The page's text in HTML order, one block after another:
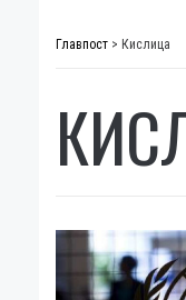
Главпост > Кислица